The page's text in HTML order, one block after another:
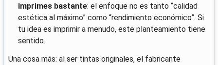
imprimes bastante: el enfoque no es tanto “calidad
estética al máximo” como “rendimiento económico”. Si
tu idea es imprimir a menudo, este planteamiento tiene
sentido.
Una cosa más: al ser tintas originales, el fabricante